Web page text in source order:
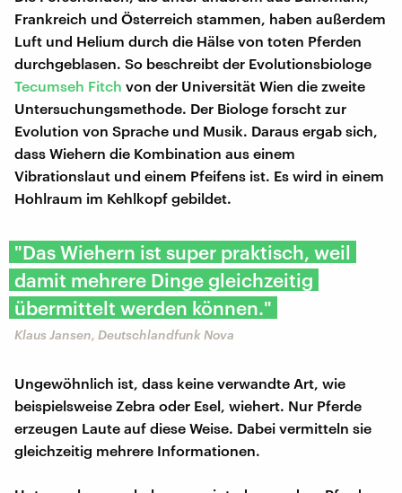
Frankreich und Österreich stammen, haben außerdem
Luft und Helium durch die Hälse von toten Pferden
durchgeblasen. So beschreibt der Evolutionsbiologe
Tecumseh Fitch von der Universität Wien die zweite
Untersuchungsmethode. Der Biologe forscht zur
Evolution von Sprache und Musik. Daraus ergab sich,
dass Wiehern die Kombination aus einem
Vibrationslaut und einem Pfeifens ist. Es wird in einem
Hohlraum im Kehlkopf gebildet.
"Das Wiehern ist super praktisch, weil
damit mehrere Dinge gleichzeitig
übermittelt werden können."
Klaus Jansen, Deutschlandfunk Nova
Ungewöhnlich ist, dass keine verwandte Art, wie
beispielsweise Zebra oder Esel, wiehert. Nur Pferde
erzeugen Laute auf diese Weise. Dabei vermitteln sie
gleichzeitig mehrere Informationen.